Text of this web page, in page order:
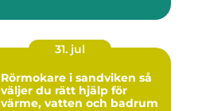
31. jul
Rörmokare i sandviken så
väljer du rätt hjälp för
värme, vatten och badrum